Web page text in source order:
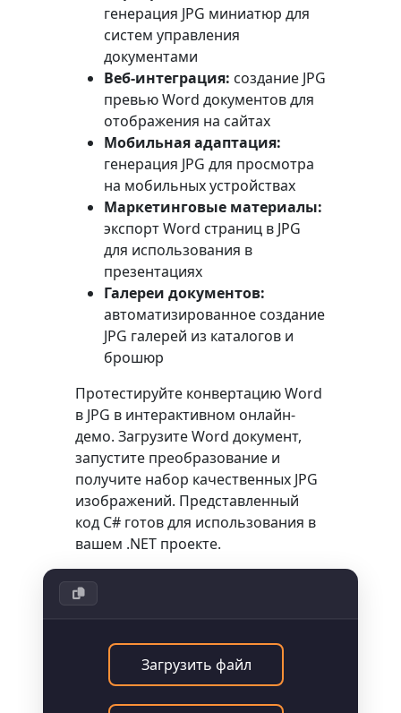
генерация JPG миниатюр для
систем управления
документами
Веб-интеграция: создание JPG
превью Word документов для
отображения на сайтах
Мобильная адаптация:
генерация JPG для просмотра
на мобильных устройствах
Маркетинговые материалы:
экспорт Word страниц в JPG
для использования в
презентациях
Галереи документов:
автоматизированное создание
JPG галерей из каталогов и
брошюр
Протестируйте конвертацию Word
в JPG в интерактивном онлайн-
демо. Загрузите Word документ,
запустите преобразование и
получите набор качественных JPG
изображений. Представленный
код C# готов для использования в
вашем .NET проекте.
Загрузить файл